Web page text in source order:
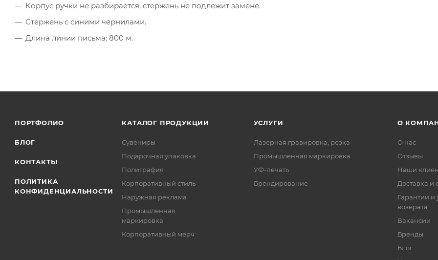
Корпус ручки не разбирается, стержень не подлежит замене.
Стержень с синими чернилами.
Длина линии письма: 800 м.
ПОРТФОЛИО
БЛОГ
КОНТАКТЫ
ПОЛИТИКА
КОНФИДЕНЦИАЛЬНОСТИ
КАТАЛОГ ПРОДУКЦИИ
Сувениры
Подарочная упаковка
Полиграфия
Корпоративный стиль
Наружная реклама
Промышленная
маркировка
Корпоративный мерч
УСЛУГИ
Лазерная гравировка, резка
Промышленная маркировка
УФ-печать
Брендирование
О
О нас
Отзывы
Наши
Доставка и
Гарантии и
возврата
Вакансии
Бренды
Блог